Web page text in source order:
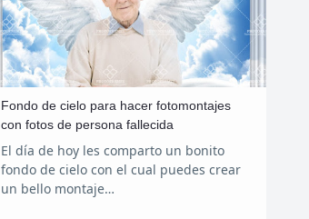
Fondo de cielo para hacer fotomontajes
con fotos de persona fallecida
El día de hoy les comparto un bonito
fondo de cielo con el cual puedes crear
un bello montaje…